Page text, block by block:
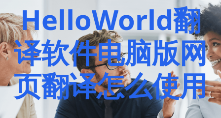
HelloWorld翻
译软件电脑版网
页翻译怎么使用